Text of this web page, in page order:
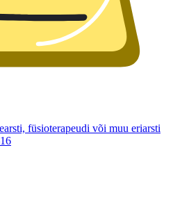
füsioterapeudi või muu eriarsti